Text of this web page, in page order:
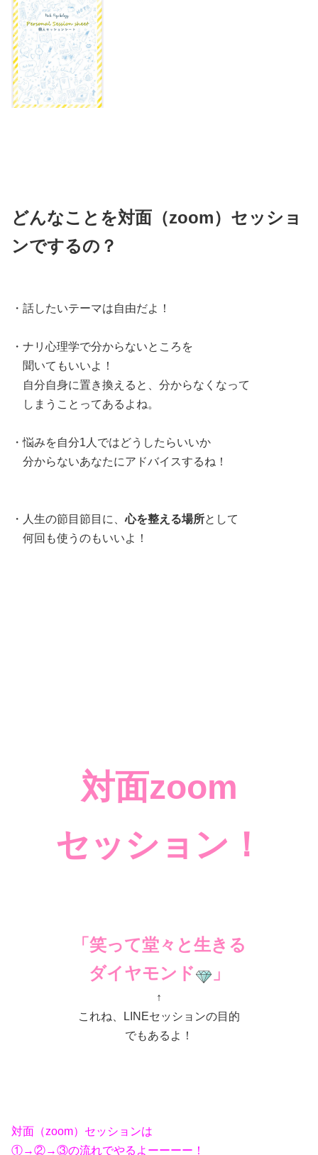
どんなことを対面（zoom）セッショ
ンでするの？
・話したいテーマは自由だよ！
・ナリ心理学で分からないところを
聞いてもいいよ！
自分自身に置き換えると、分からなくなって
しまうことってあるよね。
・悩みを自分1人ではどうしたらいいか
分からないあなたにアドバイスするね！
・人生の節目節目に、心を整える場所として
何回も使うのもいいよ！
対面zoom
セッション！
「笑って堂々と生きる
ダイヤモンド
」
↑
これね、LINEセッションの目的
でもあるよ！
対面（zoom）セッションは
①→②→③の流れでやるよーーーー！